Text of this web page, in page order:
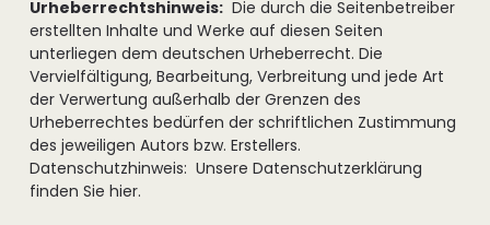
Urheberrechtshinweis:Die durch die Seitenbetreiber
erstellten Inhalte und Werke auf diesen Seiten
unterliegen dem deutschen Urheberrecht. Die
Vervielfältigung, Bearbeitung, Verbreitung und jede Art
der Verwertung außerhalb der Grenzen des
Urheberrechtes bedürfen der schriftlichen Zustimmung
des jeweiligen Autors bzw. Erstellers.
Datenschutzhinweis: Unsere Datenschutzerklärung
finden Sie hier.